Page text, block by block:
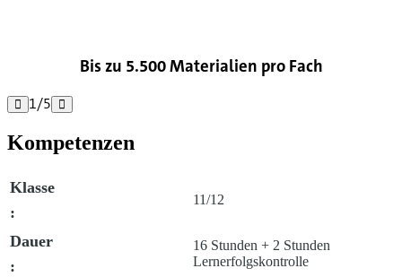
Bis zu 5.500 Materialien pro Fach
 1/5 
Kompetenzen
Klasse
:
11/12
Dauer
:
16 Stunden + 2 Stunden
Lernerfolgskontrolle